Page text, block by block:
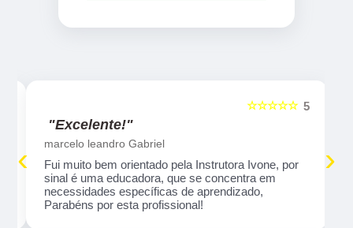
5
☆☆☆☆☆
"Excelente!"
marcelo leandro Gabriel
Fui muito bem orientado pela Instrutora Ivone, por
sinal é uma educadora, que se concentra em
necessidades específicas de aprendizado,
Parabéns por esta profissional!
‹ ›